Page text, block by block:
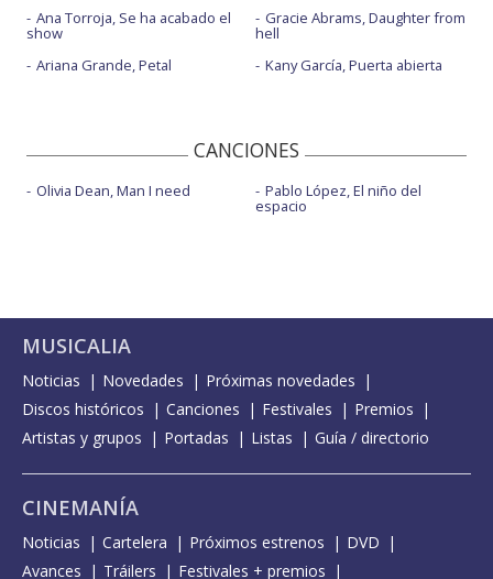
Ana Torroja, Se ha acabado el
show
Ariana Grande, Petal
Gracie Abrams, Daughter from
hell
Kany García, Puerta abierta
CANCIONES
Olivia Dean, Man I need Pablo López, El niño del
espacio
MUSICALIA
Noticias Novedades
Próximas novedades
Discos históricos
Canciones Festivales
Premios
Artistas y grupos
Portadas Listas Guía / directorio
CINEMANÍA
Noticias Cartelera Próximos estrenos
DVD
Avances
Tráilers Festivales + premios